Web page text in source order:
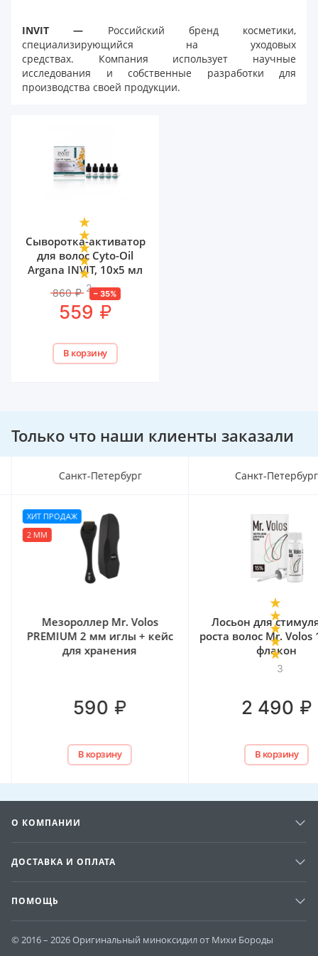
INVIT — Российский бренд косметики,
специализирующийся на уходовых
средствах. Компания использует научные
исследования и собственные разработки для
производства своей продукции.
2
Сыворотка-активатор
для волос Cyto-Oil
Argana INVIT, 10х5 мл
860 ₽ – 35%
559 ₽
В корзину
Только что наши клиенты заказали
Санкт-Петербург
ХИТ ПРОДАЖ
2 ММ
Мезороллер Mr. Volos
PREMIUM 2 мм иглы + кейс
для хранения
590 ₽
В корзину
Санкт-Петербург
3
Лосьон для
роста волос Mr. Volos
флакон
2 490 ₽
В корзину
О КОМПАНИИ
ДОСТАВКА И ОПЛАТА
ПОМОЩЬ
© 2016 – 2026 Оригинальный миноксидил от Михи Бороды